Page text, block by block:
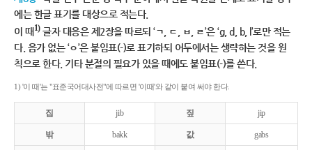
에는 한글 표기를 대상으로 적는다.
이 때1)글자 대응은 제2장을 따르되 ‘ㄱ, ㄷ, ㅂ, ㄹ’은 ‘g, d, b, l’로만 적는
다. 음가 없는 ‘ㅇ’은 붙임표(-)로 표기하되 어두에서는 생략하는 것을 원
칙으로 한다. 기타 분절의 필요가 있을 때에도 붙임표(-)를 쓴다.
1) '이 때'는 "표준국어대사전"에 따르면 '이때'와 같이 붙여 써야 한다.
집 jib 짚 jip
밖 bakk 값 gabs